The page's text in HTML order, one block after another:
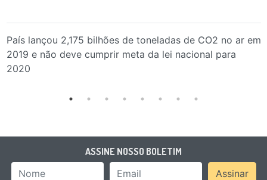
País lançou 2,175 bilhões de toneladas de CO2 no ar em
2019 e não deve cumprir meta da lei nacional para
2020
ASSINE NOSSO BOLETIM
Email AddressAssinar